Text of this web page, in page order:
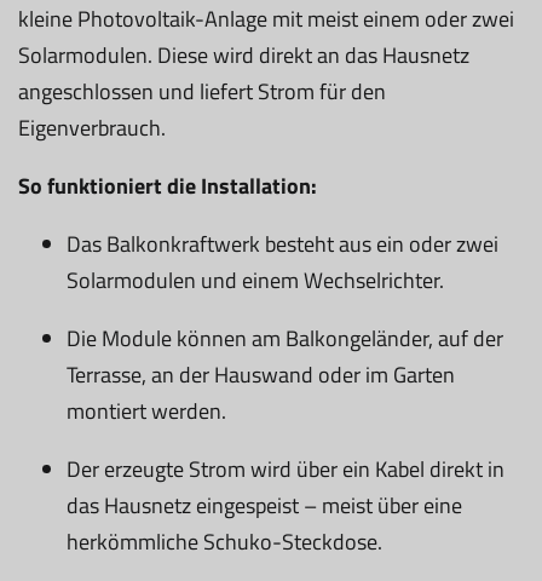
kleine Photovoltaik-Anlage mit meist einem oder zwei
Solarmodulen. Diese wird direkt an das Hausnetz
angeschlossen und liefert Strom für den
Eigenverbrauch.
So funktioniert die Installation:
Das Balkonkraftwerk besteht aus ein oder zwei
Solarmodulen und einem Wechselrichter.
Die Module können am Balkongeländer, auf der
Terrasse, an der Hauswand oder im Garten
montiert werden.
Der erzeugte Strom wird über ein Kabel direkt in
das Hausnetz eingespeist – meist über eine
herkömmliche Schuko-Steckdose.